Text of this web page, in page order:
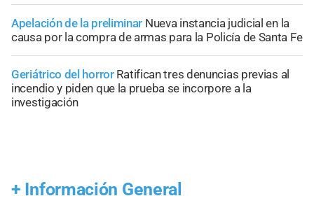
Apelación de la preliminar Nueva instancia judicial en la
causa por la compra de armas para la Policía de Santa Fe
Geriátrico del horror Ratifican tres denuncias previas al
incendio y piden que la prueba se incorpore a la
investigación
+ Información General